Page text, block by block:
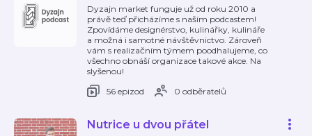
Dyzajn market funguje už od roku 2010 a
právě teď přicházíme s naším podcastem!
Zpovídáme designérstvo, kulinářky, kulináře
a možná i samotné návštěvnictvo. Zároveň
vám s realizačním týmem poodhalujeme, co
všechno obnáší organizace takové akce. Na
slyšenou!
56 epizod
0 odběratelů
Nutrice u dvou přátel